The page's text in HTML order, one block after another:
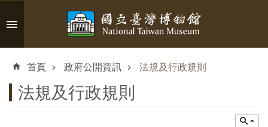
跳到主要內容區塊
搜
首頁 政府公開資訊 法規及行政規則
法規及行政規則